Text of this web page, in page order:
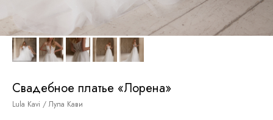
Свадебное платье «Лорена»
Lula Kavi / Лула Кави